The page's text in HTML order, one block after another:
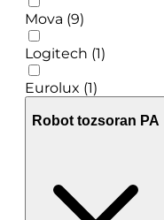
Mova (9)
Logitech (1)
Eurolux (1)
Robot tozsoran PA